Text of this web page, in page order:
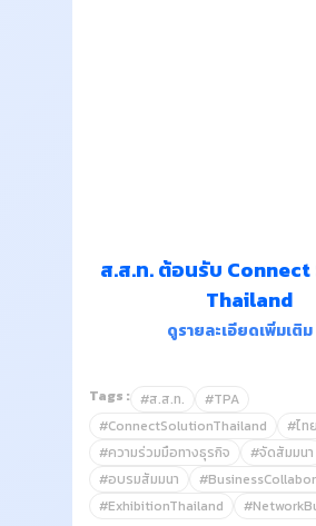
ส.ส.ท. ต้อนรับ
Thailand
ดูรายละเอียดเพิ่มเติ
Tags : #ส.ส.ท.
#TPA
#ConnectSolutionThailand
#ไ
#ความร่วมมือทางธุรกิจ
#จัดสัมมนา
#อบรมสัมมนา
#ExhibitionThailand